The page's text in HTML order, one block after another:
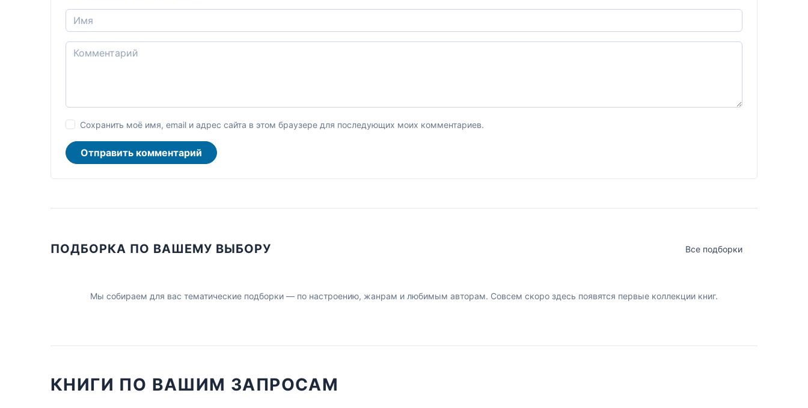
Сохранить моё имя, email и адрес сайта в этом браузере для последующих моих комментариев.
Отправить комментарий
ПОДБОРКА ПО ВАШЕМУ ВЫБОРУ Все подборки
Мы собираем для вас тематические подборки — по настроению, жанрам и любимым авторам. Совсем скоро здесь появятся первые коллекции книг.
КНИГИ ПО ВАШИМ ЗАПРОСАМ